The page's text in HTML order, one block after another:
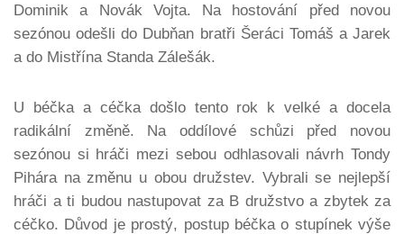
Dominik a Novák Vojta. Na hostování před novou
sezónou odešli do Dubňan bratři Šeráci Tomáš a Jarek
a do Mistřína Standa Zálešák.
U béčka a céčka došlo tento rok k velké a docela
radikální změně. Na oddílové schůzi před novou
sezónou si hráči mezi sebou odhlasovali návrh Tondy
Pihára na změnu u obou družstev. Vybrali se nejlepší
hráči a ti budou nastupovat za B družstvo a zbytek za
céčko. Důvod je prostý, postup béčka o stupínek výše